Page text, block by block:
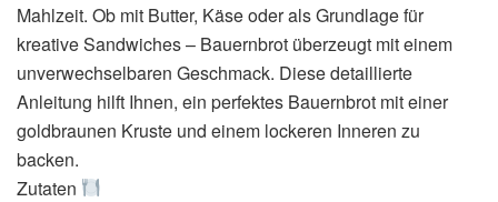
Mahlzeit. Ob mit Butter, Käse oder als Grundlage für
kreative Sandwiches – Bauernbrot überzeugt mit einem
unverwechselbaren Geschmack. Diese detaillierte
Anleitung hilft Ihnen, ein perfektes Bauernbrot mit einer
goldbraunen Kruste und einem lockeren Inneren zu
backen.
Zutaten